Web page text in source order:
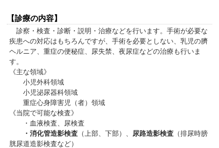
【診療の内容】
診察・検査・診断・説明・治療などを行います。手術が必要な
疾患への対応はもちろんですが、手術を必要としない、乳児の臍
ヘルニア、重症の便秘症、尿失禁、夜尿症などの治療も行いま
す。
《主な領域》
小児外科領域
小児泌尿器科領域
重症心身障害児（者）領域
《当院で可能な検査》
・血液検査、尿検査
・消化管造影検査 （上部、下部）、 尿路造影検査 （排尿時膀
胱尿道造影検査など）